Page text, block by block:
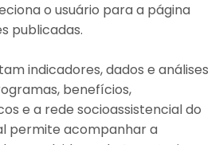
o usuário para a página
publicadas.
indicadores, dados e análises
benefícios,
e a rede socioassistencial do
permite acompanhar a